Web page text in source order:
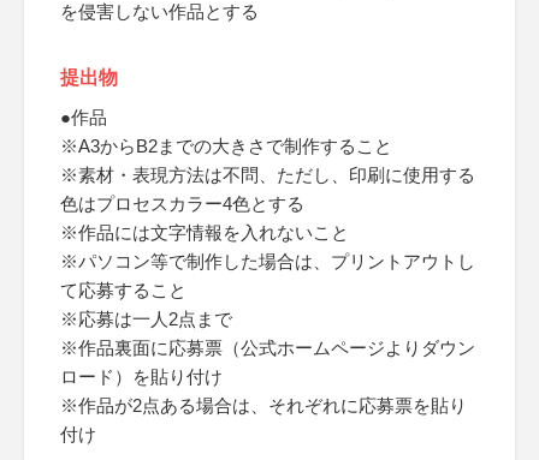
を侵害しない作品とする
提出物
●作品
※A3からB2までの大きさで制作すること
※素材・表現方法は不問、ただし、印刷に使用する
色はプロセスカラー4色とする
※作品には文字情報を入れないこと
※パソコン等で制作した場合は、プリントアウトし
て応募すること
※応募は一人2点まで
※作品裏面に応募票（公式ホームページよりダウン
ロード）を貼り付け
※作品が2点ある場合は、それぞれに応募票を貼り
付け